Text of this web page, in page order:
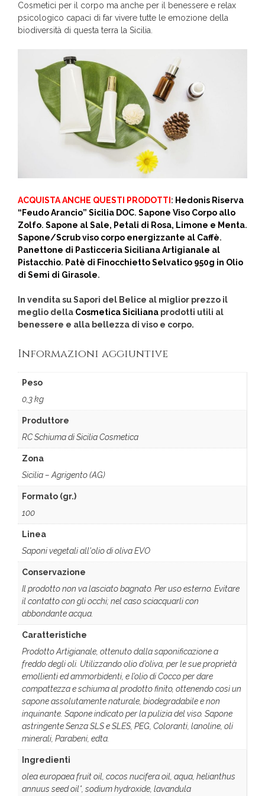
Cosmetici per il corpo ma anche per il benessere e relax
psicologico capaci di far vivere tutte le emozione della
biodiversità di questa terra la Sicilia.
ACQUISTA ANCHE QUESTI PRODOTTI : Hedonis Riserva
“Feudo Arancio” Sicilia DOC. Sapone Viso Corpo allo
Zolfo. Sapone al Sale, Petali di Rosa, Limone e Menta.
Sapone/Scrub viso corpo energizzante al Caffè.
Panettone di Pasticceria Siciliana Artigianale al
Pistacchio. Patè di Finocchietto Selvatico 950g in Olio
di Semi di Girasole.
In vendita su Sapori del Belice al miglior prezzo il
meglio della Cosmetica Siciliana prodotti utili al
benessere e alla bellezza di viso e corpo.
Informazioni aggiuntive
Peso
0,3 kg
Produttore
RC Schiuma di Sicilia Cosmetica
Zona
Sicilia – Agrigento (AG)
Formato (gr.)
100
Linea
Saponi vegetali all'olio di oliva EVO
Conservazione
Il prodotto non va lasciato bagnato. Per uso esterno. Evitare
il contatto con gli occhi; nel caso sciacquarli con
abbondante acqua.
Caratteristiche
Prodotto Artigianale, ottenuto dalla saponificazione a
freddo degli oli. Utilizzando olio d’oliva, per le sue proprietà
emollienti ed ammorbidenti, e l’olio di Cocco per dare
compattezza e schiuma al prodotto finito, ottenendo così un
sapone assolutamente naturale, biodegradabile e non
inquinante. Sapone indicato per la pulizia del viso. Sapone
astringente Senza SLS e SLES, PEG, Coloranti, lanoline, oli
minerali, Parabeni, edta.
Ingredienti
olea europaea fruit oil, cocos nucifera oil, aqua, helianthus
annuus seed oil*, sodium hydroxide, lavandula